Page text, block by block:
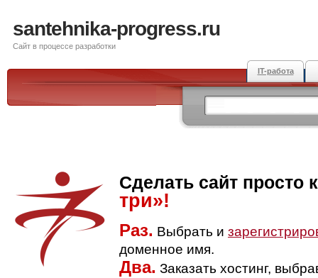
santehnika-progress.ru
Сайт в процессе разработки
IT-работа
Сделать сайт просто
три»!
Раз. Выбрать и
доменное имя.
Два. Заказать хостинг,